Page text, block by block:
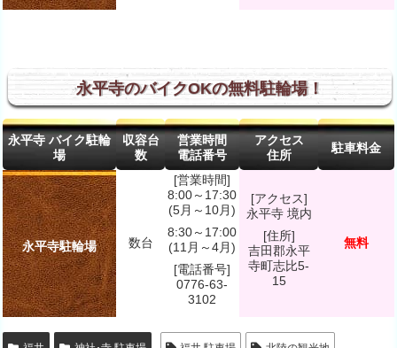
永平寺のバイクOKの無料駐輪場！
永平寺 バイク駐輪
場
収容台
数
営業時間
電話番号
アクセス
住所
駐車料金
永平寺駐輪場 数台
[営業時間]
8:00～17:30
(5月～10月)
8:30～17:00
(11月～4月)
[電話番号]
0776-63-
3102
[アクセス]
永平寺 境内
[住所]
吉田郡永平
寺町志比5-
15
無料